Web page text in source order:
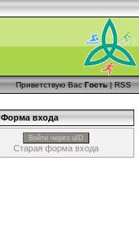
Приветствую Вас Гость|RSS
Форма входа
Войти через uID
Старая форма входа